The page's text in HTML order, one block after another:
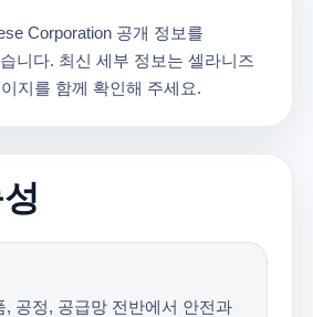
Corporation 공개 정보를
니다. 최신 세부 정보는 셀라니즈
지를 함께 확인해 주세요.
, 공정, 공급망 전반에서 안전과